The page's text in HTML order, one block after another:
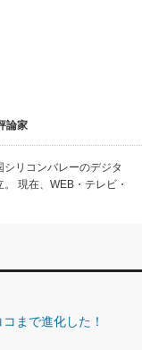
論家
リコンバレーのデジタ
現在、WEB・テレビ・
まで進化した！